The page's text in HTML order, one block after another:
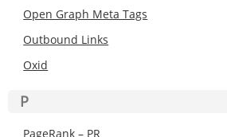
Open Graph Meta Tags
Outbound Links
Oxid
P
PageRank – PR